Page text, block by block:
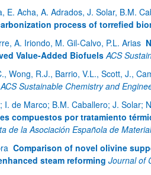
E. Acha, A. Adrados, J. Solar, B.M.
process of torrefied
A. Iriondo, M. Gil-Calvo, P.L. Arias
Value-Added Biofuels ACS
Wong, R.J., Barrio, V.L., Scott, J.,
ACS Sustainable Chemistry and
de Marco; B.M. Caballero; J. Solar;
compuestos por tratamiento
de la Asociación Española de
Comparison of novel olivine
steam reforming Journal of